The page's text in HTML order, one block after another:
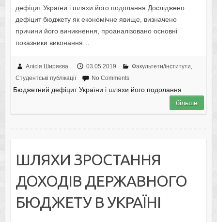
дефіцит України і шляхи його подолання Досліджено
дефіцит бюджету як економічне явище, визначено
причини його виникнення, проаналізовано основні
показники виконання…
Алісія Ширяєва 03.05.2019 Факультети/інститути,
Студентські публікації
No Comments
Бюджетний дефіцит України і шляхи його подолання
більше
ШЛЯХИ ЗРОСТАННЯ
ДОХОДІВ ДЕРЖАВНОГО
БЮДЖЕТУ В УКРАЇНІ